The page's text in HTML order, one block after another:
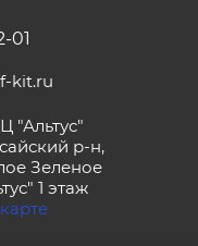
01
kit.ru
"Альтус"
р-н,
Зеленое
1 этаж